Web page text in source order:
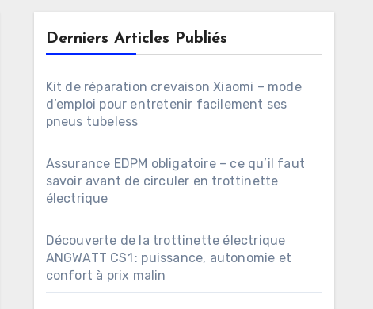
Derniers Articles Publiés
Kit de réparation crevaison Xiaomi – mode
d’emploi pour entretenir facilement ses
pneus tubeless
Assurance EDPM obligatoire – ce qu’il faut
savoir avant de circuler en trottinette
électrique
Découverte de la trottinette électrique
ANGWATT CS1 : puissance, autonomie et
confort à prix malin